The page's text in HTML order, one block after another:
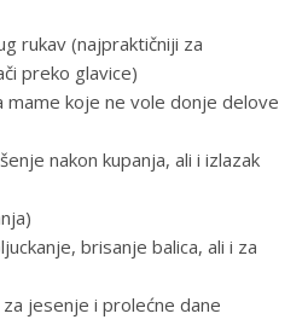
rukav (najpraktičniji za
preko glavice)
mame koje ne vole donje delove
nakon kupanja, ali i izlazak
brisanje balica, ali i za
za jesenje i prolećne dane